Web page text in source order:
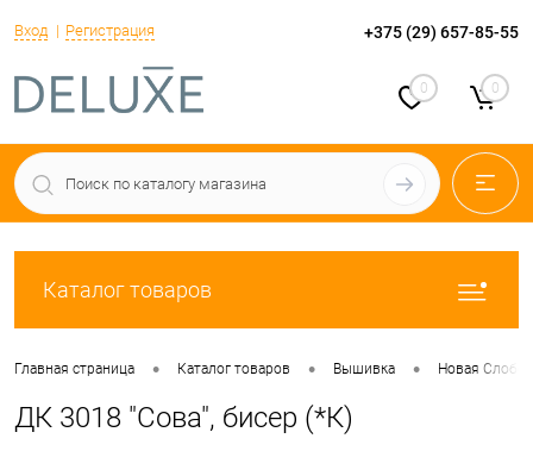
Вход Регистрация +375 (29) 657-85-55
0 0
Каталог товаров
Главная страница • Каталог товаров • Вышивка • Новая
ДК 3018 "Сова", бисер (*К)